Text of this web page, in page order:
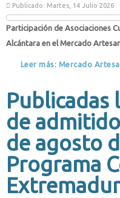
Publicado: Martes, 14 Julio 2026
Participación de Asociaciones
Alcántara en el Mercado
Leer más: Mercado
Publicadas
de
de agosto
Programa